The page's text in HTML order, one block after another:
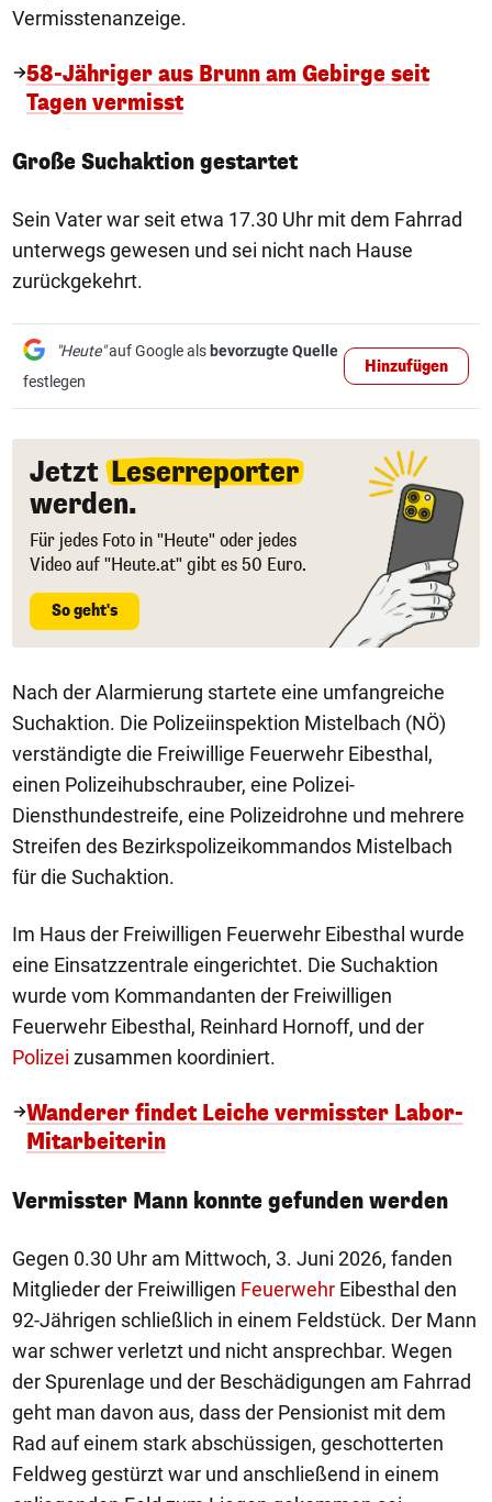
Vermisstenanzeige.
58-Jähriger aus Brunn am Gebirge seit
Tagen vermisst
Große Suchaktion gestartet
Sein Vater war seit etwa 17.30 Uhr mit dem Fahrrad
unterwegs gewesen und sei nicht nach Hause
zurückgekehrt.
"Heute"auf Google als bevorzugte Quelle
festlegen
Hinzufügen
Jetzt Leserreporter
werden.
Für jedes Foto in "Heute" oder jedes
Video auf "Heute.at" gibt es 50 Euro.
So geht's
Nach der Alarmierung startete eine umfangreiche
Suchaktion. Die Polizeiinspektion Mistelbach (NÖ)
verständigte die Freiwillige Feuerwehr Eibesthal,
einen Polizeihubschrauber, eine Polizei-
Diensthundestreife, eine Polizeidrohne und mehrere
Streifen des Bezirkspolizeikommandos Mistelbach
für die Suchaktion.
Im Haus der Freiwilligen Feuerwehr Eibesthal wurde
eine Einsatzzentrale eingerichtet. Die Suchaktion
wurde vom Kommandanten der Freiwilligen
Feuerwehr Eibesthal, Reinhard Hornoff, und der
Polizei zusammen koordiniert.
Wanderer findet Leiche vermisster Labor-
Mitarbeiterin
Vermisster Mann konnte gefunden werden
Gegen 0.30 Uhr am Mittwoch, 3. Juni 2026, fanden
Mitglieder der Freiwilligen Feuerwehr Eibesthal den
92-Jährigen schließlich in einem Feldstück. Der Mann
war schwer verletzt und nicht ansprechbar. Wegen
der Spurenlage und der Beschädigungen am Fahrrad
geht man davon aus, dass der Pensionist mit dem
Rad auf einem stark abschüssigen, geschotterten
Feldweg gestürzt war und anschließend in einem